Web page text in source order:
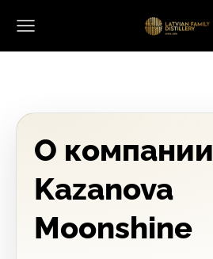
О компании
Kazanova
Moonshine